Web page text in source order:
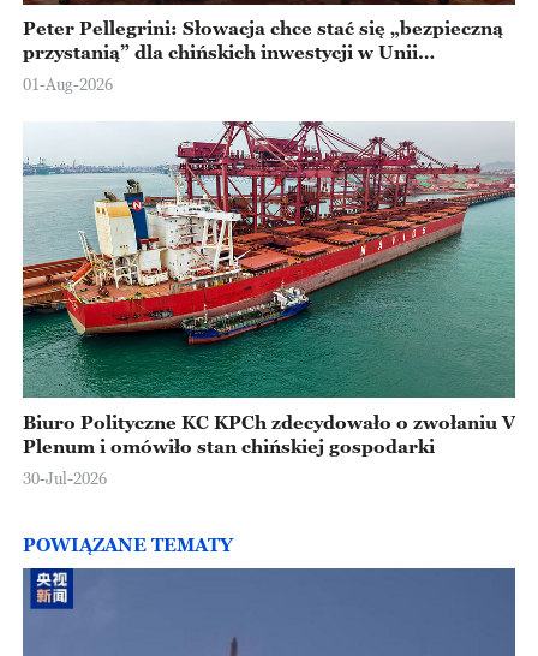
Peter Pellegrini: Słowacja chce stać się „bezpieczną
przystanią” dla chińskich inwestycji w Unii
Europejskiej
01-Aug-2026
Biuro Polityczne KC KPCh zdecydowało o zwołaniu V
Plenum i omówiło stan chińskiej gospodarki
30-Jul-2026
POWIĄZANE TEMATY